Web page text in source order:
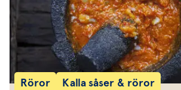
Röror Kalla såser & röror